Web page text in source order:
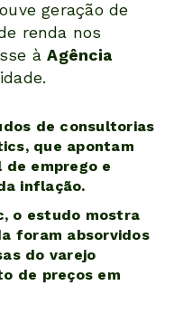
geração de
renda nos
àAgência
de consultorias
que apontam
de emprego e
inflação.
o estudo mostra
foram absorvidos
do varejo
de preços em